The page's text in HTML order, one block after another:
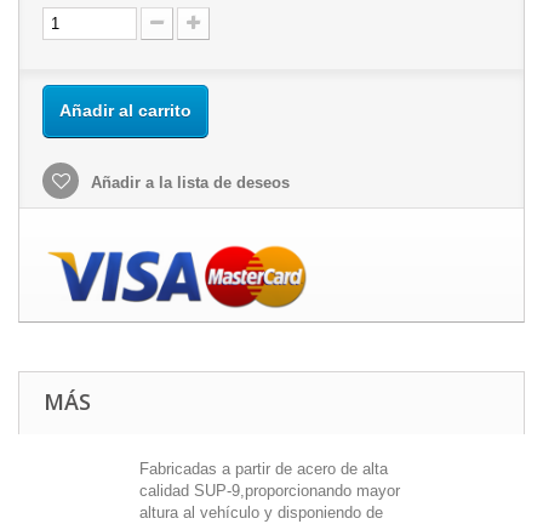
Añadir al carrito
Añadir a la lista de deseos
MÁS
Fabricadas a partir de acero de alta
calidad SUP-9,proporcionando mayor
altura al vehículo y disponiendo de